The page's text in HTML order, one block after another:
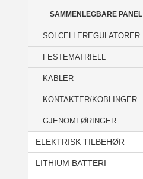
SAMMENLEGBARE PANEL
SOLCELLEREGULATORER
FESTEMATRIELL
KABLER
KONTAKTER/KOBLINGER
GJENOMFØRINGER
ELEKTRISK TILBEHØR
LITHIUM BATTERI